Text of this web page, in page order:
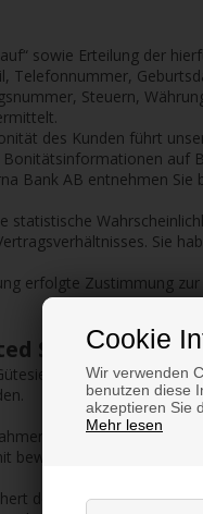
Cookie
Wir verwenden
benutzen diese
akzeptieren Sie
Mehr lesen
sowie Erteilung der
Telefonnummer,
Steuern,
des Kunden führt
auf
Bank AB entnehmen
Sie
erfolgte Zustimmung
Shops
und der
einer
beworbenen Dienste
der Webserver